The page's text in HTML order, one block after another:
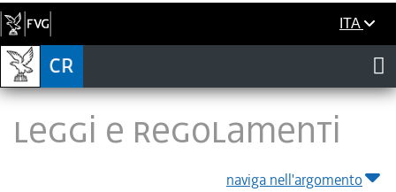
ITA
LEGGI E REGOLAMENTI
naviga nell'argomento